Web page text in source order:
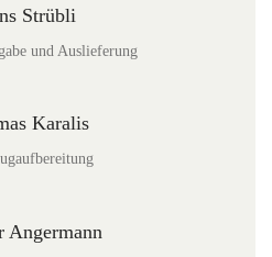
Strübli
und Auslieferung
Karalis
Angermann